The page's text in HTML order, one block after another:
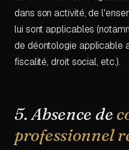
dans son activité, de
lui sont applicables
de déontologie applicable
fiscalité, droit social, etc.).
5. Absence de
professionnel